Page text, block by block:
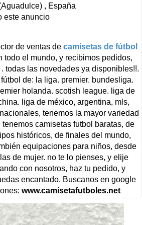
, España
este anuncio
de ventas de camisetas de fútbol
todo el mundo, y recibimos pedidos,
todas las novedades ya disponibles!!.
de: la liga. premier. bundesliga.
holanda. scotish league. liga de
liga de méxico, argentina, mls,
tenemos la mayor variedad
camisetas futbol baratas, de
históricos, de finales del mundo,
equipaciones para niños, desde
de mujer. no te lo pienses, y elije
con nosotros, haz tu pedido, y
encantado. Buscanos en google
www.camisetafutboles.net